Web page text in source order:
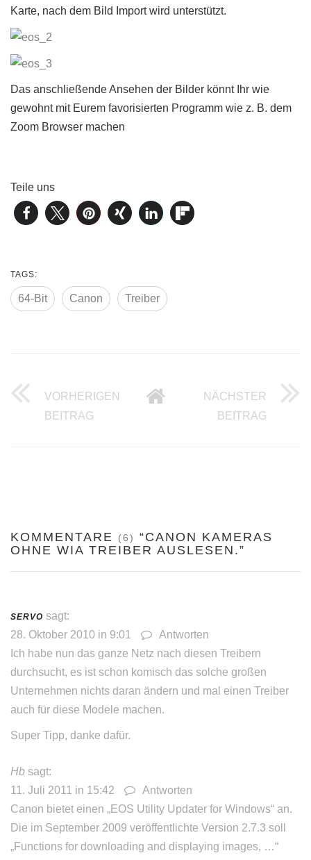
Karte, nach dem Bild Import wird unterstützt.
Das anschließende Ansehen der Bilder könnt Ihr wie
gewohnt mit Eurem favorisierten Programm wie z. B. dem
Zoom Browser machen
Teile uns
TAGS:
64-Bit Canon Treiber
VORHERIGEN
BEITRAG DAS BLÜHENDE ATELIER FEIERT
NÄCHSTER
BEITRAG
KOMMENTARE (6)
“CANON KAMERAS
OHNE WIA TREIBER AUSLESEN.”
SERVO sagt:
28. Oktober 2010 in 9:01
Antworten
Ich habe nun das ganze Netz nach diesen Treibern
durchsucht, es ist schon komisch das solche großen
Unternehmen nichts daran ändern und mal einen Treiber
auch für diese Modele machen.
Super Tipp, danke dafür.
Hb sagt:
11. Juli 2011 in 15:42
Antworten
Canon bietet einen „EOS Utility Updater for Windows“ an.
Die im September 2009 veröffentlichte Version 2.7.3 soll
„Functions for downloading and displaying images, …“